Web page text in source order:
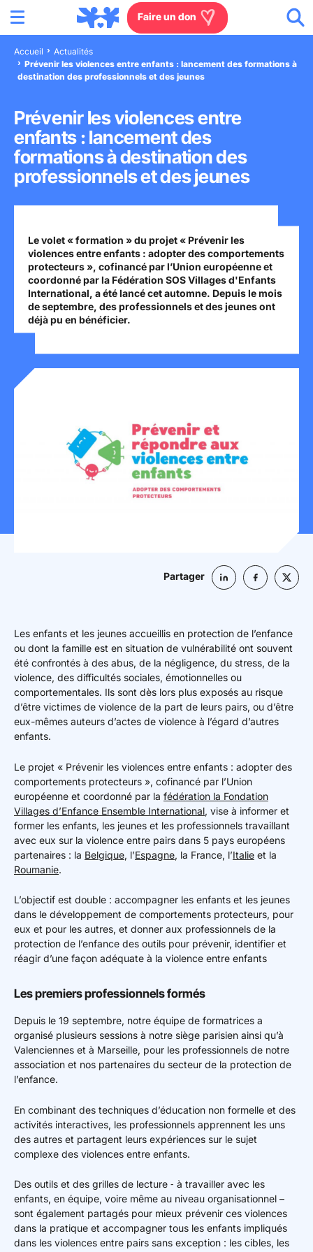
Aller à la recherche
Aller au pied de page
Faire un don
Nous connaître
Actions en France
Actions dans le monde
Agissez à nos côtés
Rejoignez-nous
Les villages d'enfants
Accueil
Actualités
Prévenir les violences entre enfants : lancement des formations à
destination des professionnels et des jeunes
Prévenir les violences entre
enfants : lancement des
formations à destination des
professionnels et des jeunes
Le volet « formation » du projet « Prévenir les
violences entre enfants : adopter des comportements
protecteurs », cofinancé par l’Union européenne et
coordonné par la Fédération SOS Villages d'Enfants
International, a été lancé cet automne. Depuis le mois
de septembre, des professionnels et des jeunes ont
déjà pu en bénéficier.
Partager
Les enfants et les jeunes accueillis en protection de l’enfance
ou dont la famille est en situation de vulnérabilité ont souvent
été confrontés à des abus, de la négligence, du stress, de la
violence, des difficultés sociales, émotionnelles ou
comportementales. Ils sont dès lors plus exposés au risque
d’être victimes de violence de la part de leurs pairs, ou d’être
eux-mêmes auteurs d’actes de violence à l’égard d’autres
enfants.
Le projet « Prévenir les violences entre enfants : adopter des
comportements protecteurs », cofinancé par l’Union
européenne et coordonné par la fédération la Fondation
Villages d’Enfance Ensemble International, vise à informer et
former les enfants, les jeunes et les professionnels travaillant
avec eux sur la violence entre pairs dans 5 pays européens
partenaires : la Belgique, l’Espagne, la France, l’Italie et la
Roumanie.
L’objectif est double : accompagner les enfants et les jeunes
dans le développement de comportements protecteurs, pour
eux et pour les autres, et donner aux professionnels de la
protection de l’enfance des outils pour prévenir, identifier et
réagir d’une façon adéquate à la violence entre enfants
Les premiers professionnels formés
Depuis le 19 septembre, notre équipe de formatrices a
organisé plusieurs sessions à notre siège parisien ainsi qu’à
Valenciennes et à Marseille, pour les professionnels de notre
association et nos partenaires du secteur de la protection de
l’enfance.
En combinant des techniques d’éducation non formelle et des
activités interactives, les professionnels apprennent les uns
des autres et partagent leurs expériences sur le sujet
complexe des violences entre enfants.
Des outils et des grilles de lecture ‑ à travailler avec les
enfants, en équipe, voire même au niveau organisationnel –
sont également partagés pour mieux prévenir ces violences
dans la pratique et accompagner tous les enfants impliqués
dans les violences entre pairs sans exception : les cibles, les